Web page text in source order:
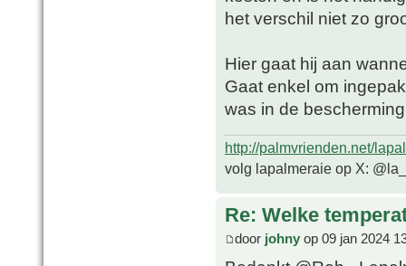
het verschil niet zo
Hier gaat hij aan
Gaat enkel om
was in de
http://palmvrienden.net/
volg lapalmeraie op X:
Re: Welke
door johny op 09 jan 2024